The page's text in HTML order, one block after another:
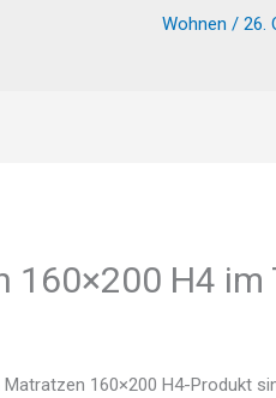
Wohnen / 26.
160×200 H4
160×200 H4-Produkt